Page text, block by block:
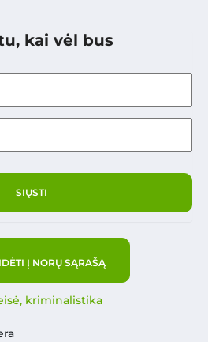
kai vėl bus
Į NORŲ SĄRAŠĄ
kriminalistika